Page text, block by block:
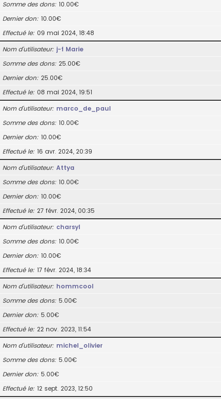
Somme des dons 10.00€
Dernier don 10.00€
Effectué le 09 mai 2024, 18:48
Nom d’utilisateur j-f Marie
Somme des dons 25.00€
Dernier don 25.00€
Effectué le 08 mai 2024, 19:51
Nom d’utilisateur marco_de_paul
Somme des dons 10.00€
Dernier don 10.00€
Effectué le 16 avr. 2024, 20:39
Nom d’utilisateur Attya
Somme des dons 10.00€
Dernier don 10.00€
Effectué le 27 févr. 2024, 00:35
Nom d’utilisateur charsyl
Somme des dons 10.00€
Dernier don 10.00€
Effectué le 17 févr. 2024, 18:34
Nom d’utilisateur hommcool
Somme des dons 5.00€
Dernier don 5.00€
Effectué le 22 nov. 2023, 11:54
Nom d’utilisateur michel_olivier
Somme des dons 5.00€
Dernier don 5.00€
Effectué le 12 sept. 2023, 12:50